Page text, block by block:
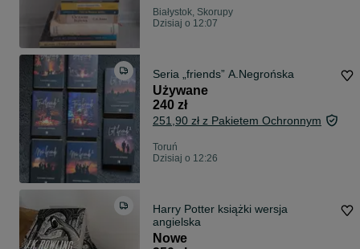
Białystok, Skorupy
Dzisiaj o 12:07
Seria „friends” A.Negrońska
Używane
240 zł
251,90 zł z Pakietem Ochronnym
Toruń
Dzisiaj o 12:26
Harry Potter książki wersja
angielska
Nowe